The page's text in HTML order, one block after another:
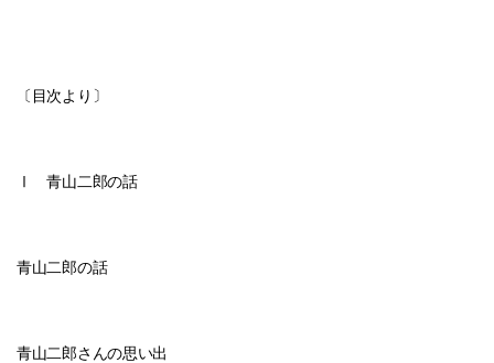
〔目次より〕
Ⅰ 青山二郎の話
青山二郎の話
青山二郎さんの思い出